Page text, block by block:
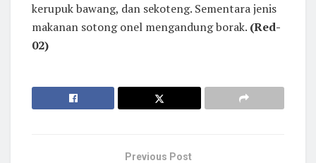
kerupuk bawang, dan sekoteng. Sementara jenis
makanan sotong onel mengandung borak. (Red-
02)
Previous Post